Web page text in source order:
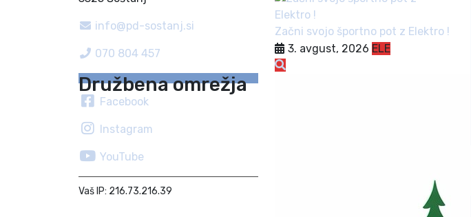
info@pd-sostanj.si
070 804 457
Družbena omrežja
Facebook
Instagram
YouTube
Vaš IP: 216.73.216.39
Začni svojo športno pot z Elektro !
3. avgust, 2026 ELE